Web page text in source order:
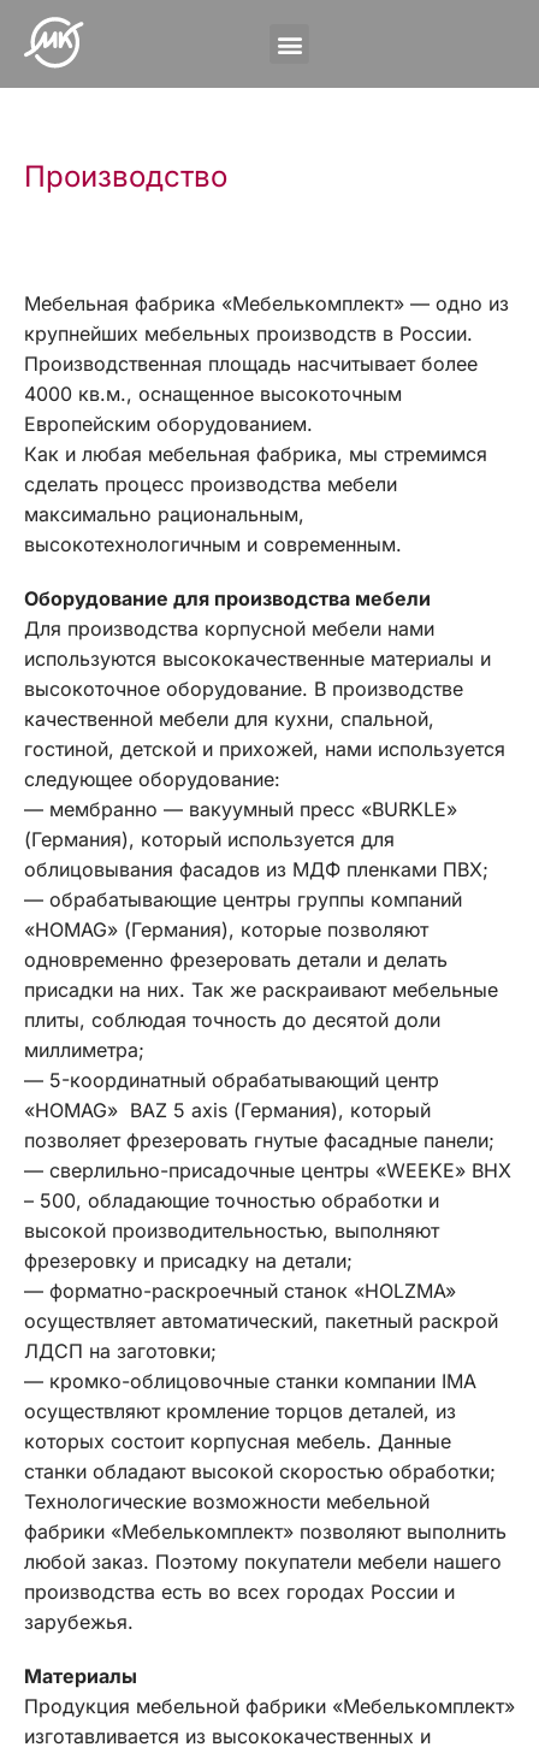
Производство
Мебельная фабрика «Мебелькомплект» — одно из
крупнейших мебельных производств в России.
Производственная площадь насчитывает более
4000 кв.м., оснащенное высокоточным
Европейским оборудованием.
Как и любая мебельная фабрика, мы стремимся
сделать процесс производства мебели
максимально рациональным,
высокотехнологичным и современным.
Оборудование для производства мебели
Для производства корпусной мебели нами
используются высококачественные материалы и
высокоточное оборудование. В производстве
качественной мебели для кухни, спальной,
гостиной, детской и прихожей, нами используется
следующее оборудование:
— мембранно — вакуумный пресс «BURKLE»
(Германия), который используется для
облицовывания фасадов из МДФ пленками ПВХ;
— обрабатывающие центры группы компаний
«HOMAG» (Германия), которые позволяют
одновременно фрезеровать детали и делать
присадки на них. Так же раскраивают мебельные
плиты, соблюдая точность до десятой доли
миллиметра;
— 5-координатный обрабатывающий центр
«HOMAG» BAZ 5 axis (Германия), который
позволяет фрезеровать гнутые фасадные панели;
— сверлильно-присадочные центры «WEEKE» ВНХ
– 500, обладающие точностью обработки и
высокой производительностью, выполняют
фрезеровку и присадку на детали;
— форматно-раскроечный станок «HOLZMA»
осуществляет автоматический, пакетный раскрой
ЛДСП на заготовки;
— кромко-облицовочные станки компании IMA
осуществляют кромление торцов деталей, из
которых состоит корпусная мебель. Данные
станки обладают высокой скоростью обработки;
Технологические возможности мебельной
фабрики «Мебелькомплект» позволяют выполнить
любой заказ. Поэтому покупатели мебели нашего
производства есть во всех городах России и
зарубежья.
Материалы
Продукция мебельной фабрики «Мебелькомплект»
изготавливается из высококачественных и